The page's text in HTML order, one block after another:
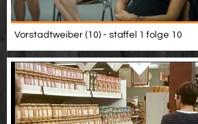
Vorstadtweiber (10) - staffel 1 folge 10